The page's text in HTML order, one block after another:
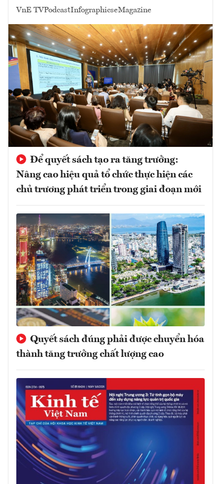
VnE TVPodcastInfographicseMagazine
Để quyết sách tạo ra tăng trưởng:
Nâng cao hiệu quả tổ chức thực hiện các
chủ trương phát triển trong giai đoạn mới
Quyết sách đúng phải được chuyển hóa
thành tăng trưởng chất lượng cao